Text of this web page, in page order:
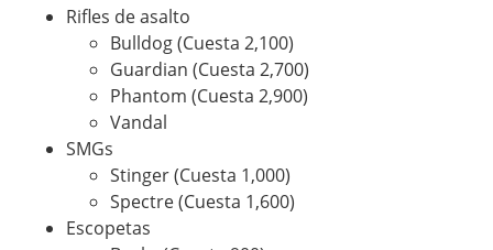
Rifles de asalto
Bulldog (Cuesta 2,100)
Guardian (Cuesta 2,700)
Phantom (Cuesta 2,900)
Vandal
SMGs
Stinger (Cuesta 1,000)
Spectre (Cuesta 1,600)
Escopetas